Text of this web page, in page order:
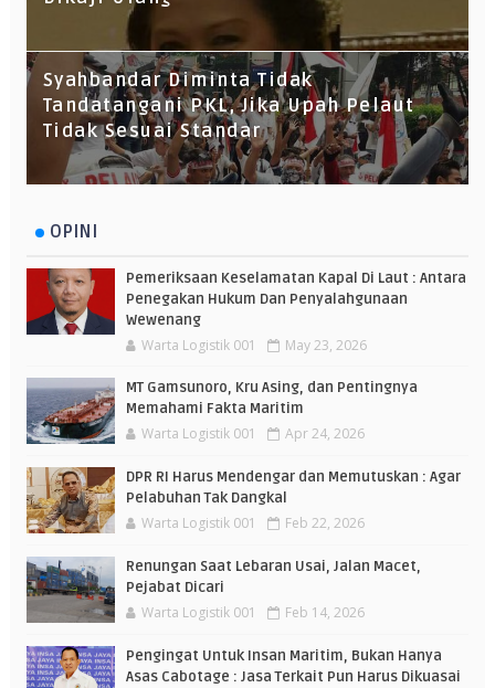
Syahbandar Diminta Tidak
Tandatangani PKL, Jika Upah Pelaut
Tidak Sesuai Standar
OPINI
Pemeriksaan Keselamatan Kapal Di Laut : Antara
Penegakan Hukum Dan Penyalahgunaan
Wewenang
Warta Logistik 001 May 23, 2026
MT Gamsunoro, Kru Asing, dan Pentingnya
Memahami Fakta Maritim
Warta Logistik 001 Apr 24, 2026
DPR RI Harus Mendengar dan Memutuskan : Agar
Pelabuhan Tak Dangkal
Warta Logistik 001 Feb 22, 2026
Renungan Saat Lebaran Usai, Jalan Macet,
Pejabat Dicari
Warta Logistik 001 Feb 14, 2026
Pengingat Untuk Insan Maritim, Bukan Hanya
Asas Cabotage : Jasa Terkait Pun Harus Dikuasai